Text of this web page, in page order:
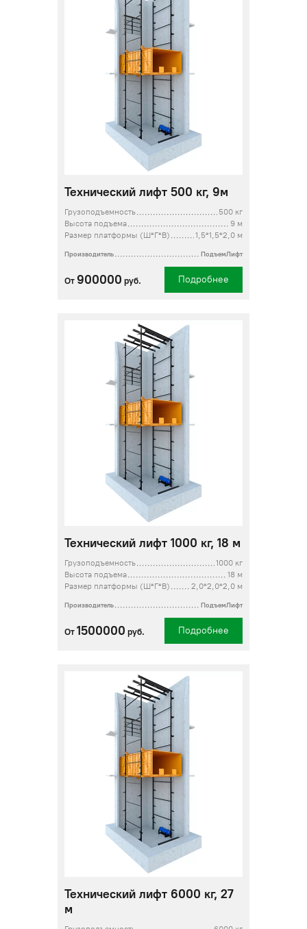
Технический лифт 500 кг, 9м
Грузоподъемность
500 кг
Высота подъема
9 м
Размер платформы (Ш*Г*В)
1,5*1,5*2,0 м
Производитель ПодъемЛифт
От 900000 руб. Подробнее
Технический лифт 1000 кг, 18 м
Грузоподъемность
1000 кг
Высота подъема
18 м
Размер платформы (Ш*Г*В)
2,0*2,0*2,0 м
Производитель ПодъемЛифт
От 1500000 руб. Подробнее
Технический лифт 6000 кг, 27
м